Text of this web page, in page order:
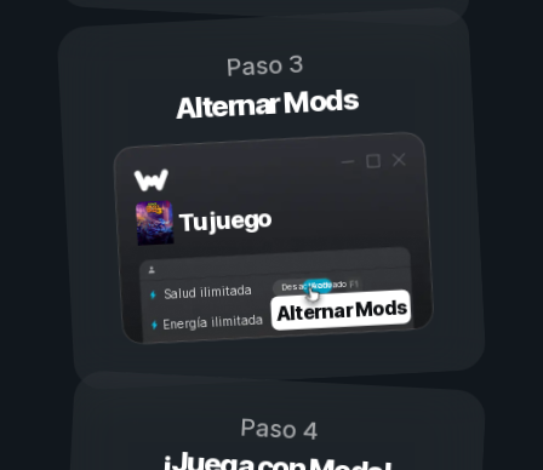
Paso 3
Alternar Mods
Tu juego
Activado
Desactivado
Salud ilimitada
Energía ilimitada Alternar Mods
Paso 4